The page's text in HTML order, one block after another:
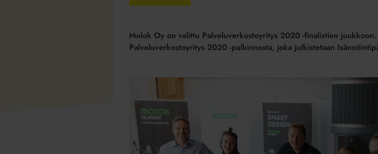
Molok Oy on valittu Palveluverkostoyritys 2020 -finalistien
Palveluverkostoyritys 2020 -palkinnosta, joka julkistetaan